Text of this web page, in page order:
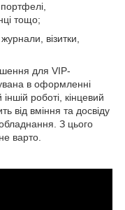
тощо;
візитки,
для VIP-
в оформленні
роботі, кінцевий
від вміння та досвіду
З цього
варто.